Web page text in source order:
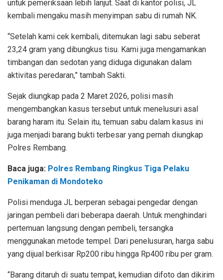
untuk pemeriksaan lebih lanjut. Saat di kantor polisi, JL
kembali mengaku masih menyimpan sabu di rumah NK.
“Setelah kami cek kembali, ditemukan lagi sabu seberat
23,24 gram yang dibungkus tisu. Kami juga mengamankan
timbangan dan sedotan yang diduga digunakan dalam
aktivitas peredaran,” tambah Sakti.
Sejak diungkap pada 2 Maret 2026, polisi masih
mengembangkan kasus tersebut untuk menelusuri asal
barang haram itu. Selain itu, temuan sabu dalam kasus ini
juga menjadi barang bukti terbesar yang pernah diungkap
Polres Rembang.
Baca juga: Polres Rembang Ringkus Tiga Pelaku
Penikaman di Mondoteko
Polisi menduga JL berperan sebagai pengedar dengan
jaringan pembeli dari beberapa daerah. Untuk menghindari
pertemuan langsung dengan pembeli, tersangka
menggunakan metode tempel. Dari penelusuran, harga sabu
yang dijual berkisar Rp200 ribu hingga Rp400 ribu per gram.
“Barang ditaruh di suatu tempat, kemudian difoto dan dikirim